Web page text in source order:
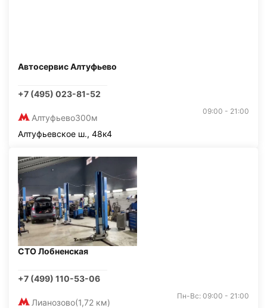
Автосервис Алтуфьево
+7 (495) 023-81-52
Алтуфьево300м
09:00 - 21:00
Алтуфьевское ш., 48к4
СТО Лобненская
+7 (499) 110-53-06
Лианозово(1,72 км)
Пн-Вс: 09:00 - 21:00